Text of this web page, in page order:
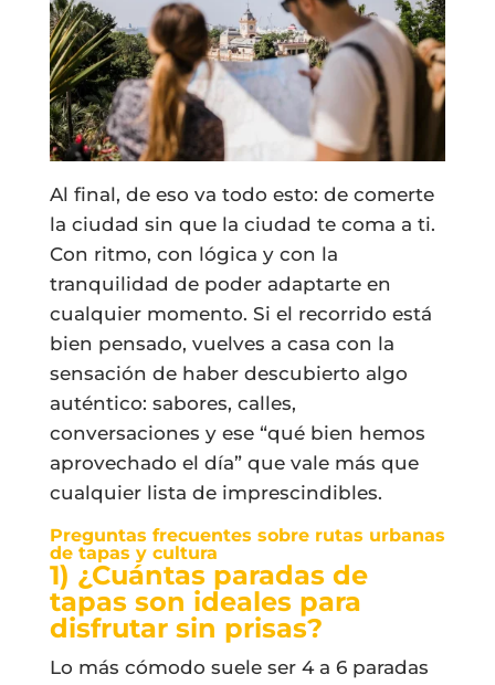
Al final, de eso va todo esto: de comerte
la ciudad sin que la ciudad te coma a ti.
Con ritmo, con lógica y con la
tranquilidad de poder adaptarte en
cualquier momento. Si el recorrido está
bien pensado, vuelves a casa con la
sensación de haber descubierto algo
auténtico: sabores, calles,
conversaciones y ese “qué bien hemos
aprovechado el día” que vale más que
cualquier lista de imprescindibles.
Preguntas frecuentes sobre rutas urbanas
de tapas y cultura
1) ¿Cuántas paradas de
tapas son ideales para
disfrutar sin prisas?
Lo más cómodo suele ser 4 a 6 paradas